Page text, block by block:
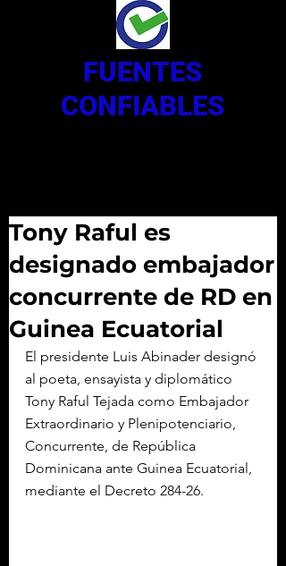
FUENTES
CONFIABLES
Tony Raful es
designado embajador
concurrente de RD en
Guinea Ecuatorial
El presidente Luis Abinader designó
al poeta, ensayista y diplomático
Tony Raful Tejada como Embajador
Extraordinario y Plenipotenciario,
Concurrente, de República
Dominicana ante Guinea Ecuatorial,
mediante el Decreto 284-26.